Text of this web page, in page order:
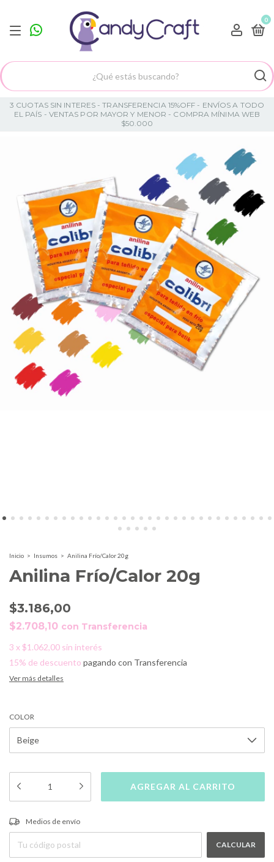
0
3 CUOTAS SIN INTERES - TRANSFERENCIA 15%OFF - ENVÍOS A TODO
EL PAÍS - VENTAS POR MAYOR Y MENOR - COMPRA MÍNIMA WEB
$50.000
Inicio > Insumos > Anilina Frío/Calor 20g
Anilina Frío/Calor 20g
$3.186,00
$2.708,10 con Transferencia
3 x$1.062,00 sin interés
15% de descuento pagando con Transferencia
Ver más detalles
COLOR
Entregas para el CP:
Medios de envío
CALCULAR